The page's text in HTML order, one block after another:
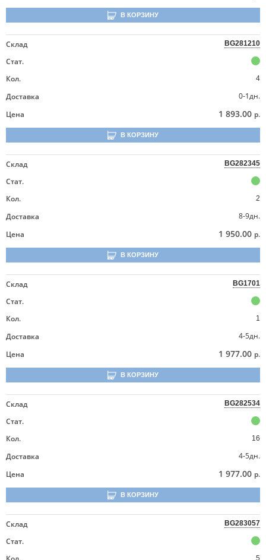
В КОРЗИНУ
Склад BG281210
Стат.
Кол.
4
Доставка
0-1дн.
Цена
1 893.00 р.
В КОРЗИНУ
Склад BG282345
Стат.
Кол.
2
Доставка
8-9дн.
Цена
1 950.00 р.
В КОРЗИНУ
Склад BG1701
Стат.
Кол.
1
Доставка
4-5дн.
Цена
1 977.00 р.
В КОРЗИНУ
Склад BG282534
Стат.
Кол.
16
Доставка
4-5дн.
Цена
1 977.00 р.
В КОРЗИНУ
Склад BG283057
Стат.
5